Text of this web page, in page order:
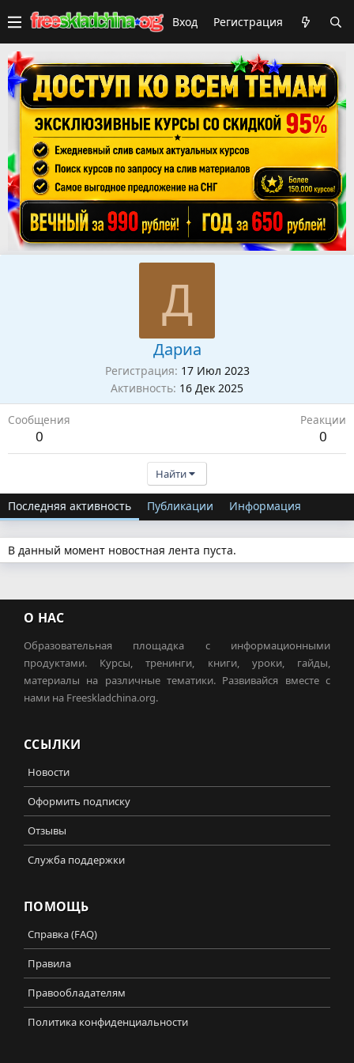
Вход Регистрация
Д
Дариа
Регистрация 17 Июл 2023
Активность 16 Дек 2025
Сообщения
0
Реакции
0
Найти
Последняя активность Публикации Информация
В данный момент новостная лента пуста.
О НАС
Образовательная площадка с информационными
продуктами. Курсы, тренинги, книги, уроки, гайды,
материалы на различные тематики. Развивайся вместе с
нами на Freeskladchina.org.
ССЫЛКИ
Новости
Оформить подписку
Отзывы
Служба поддержки
ПОМОЩЬ
Справка (FAQ)
Правила
Правообладателям
Политика конфиденциальности